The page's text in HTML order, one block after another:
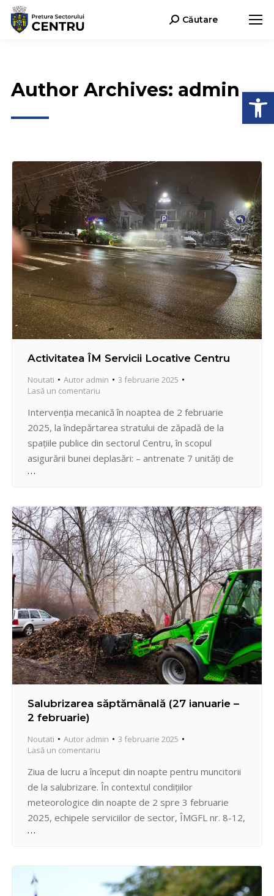
Search:Căutare
Author Archives: admin
Activitatea ÎM Servicii Locative Centru
Noutati Autor admin
3 februarie 2025
Lasă un comentariu
Intervenția mecanică în noaptea de 2 februarie
2025, la îndepărtarea stratului de zăpadă de la
spațiile publice din sectorul Centru, în scopul
asigurării bunei deplasări: – antrenate 7 unități de
tehnică de iarnă din dotare ale ÎMSL Centru: 3 Avant
– străzile prelucrate…
Salubrizarea săptămânală (27 ianuarie –
2 februarie)
Noutati Autor admin
3 februarie 2025
Lasă un comentariu
Ziua de lucru a început din noapte pentru muncitorii
de la salubrizare. În contextul condițiilor
meteorologice din noapte de 2 spre 3 februarie
2025, echipele serviciilor de sector, ÎMGFL nr. 8-12,
au fost antrenate la lucrări manuale de îndepărtare
curți de bloc și la scara blocurilor.…